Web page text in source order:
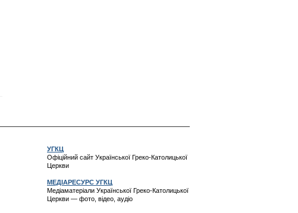
УГКЦ
Офіційний сайт Української Греко-Католицької
Церкви
МЕДІАРЕСУРС УГКЦ
Медіаматеріали Української Греко-Католицької
Церкви — фото, відео, аудіо